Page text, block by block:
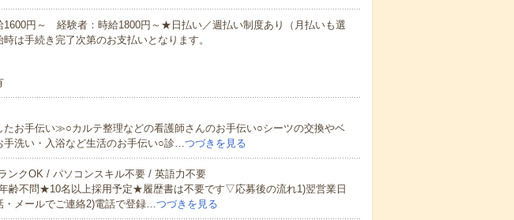
1600円～ 経験者：時給1800円～★日払い／週払い制度あり（月払いも選
は手続き完了次第のお支払いとなります。
お手伝い≫○カルテ整理などの看護師さんのお手伝い○シーツの交換やベ
手洗い・入浴など生活のお手伝い○診…つづきを見る
ンクOK / パソコンスキル不要 / 英語力不要
齢不問★10名以上採用予定★履歴書は不要です▽応募後の流れ1)翌営業日
・メールでご連絡2)電話で登録…つづきを見る